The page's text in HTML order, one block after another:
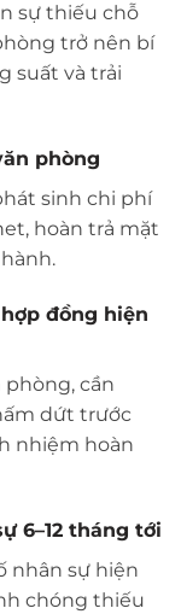
sự thiếu chỗ
trở nên bí
suất và trải
phòng
sinh chi phí
hoàn trả mặt
đồng hiện
cần
dứt trước
nhiệm hoàn
6–12 tháng tới
nhân sự hiện
chóng thiếu